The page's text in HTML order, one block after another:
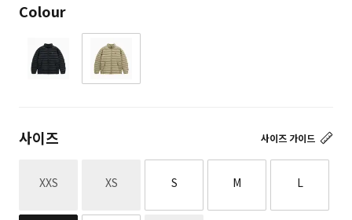
Colour
사이즈 가이드
사이즈
XXS재고없음 XS재고없음 S M L